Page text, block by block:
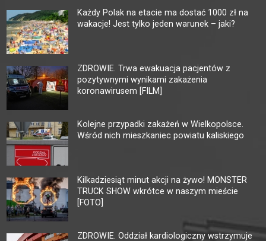
Każdy Polak na etacie ma dostać 1000 zł na
wakacje! Jest tylko jeden warunek – jaki?
ZDROWIE. Trwa ewakuacja pacjentów z
pozytywnymi wynikami zakażenia
koronawirusem [FILM]
Kolejne przypadki zakażeń w Wielkopolsce.
Wśród nich mieszkaniec powiatu kaliskiego
Kilkadziesiąt minut akcji na żywo! MONSTER
TRUCK SHOW wkrótce w naszym mieście
[FOTO]
ZDROWIE. Oddział kardiologiczny wstrzymuje